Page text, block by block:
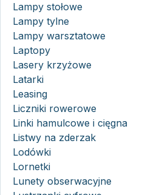
Lampy stołowe
Lampy tylne
Lampy warsztatowe
Laptopy
Lasery krzyżowe
Latarki
Leasing
Liczniki rowerowe
Linki hamulcowe i cięgna
Listwy na zderzak
Lodówki
Lornetki
Lunety obserwacyjne